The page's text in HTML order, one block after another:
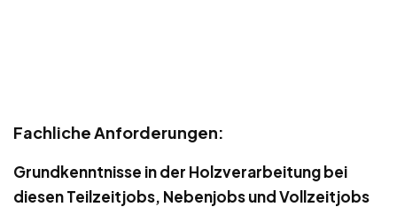
Fachliche Anforderungen:
Grundkenntnisse in der Holzverarbeitung bei
diesen Teilzeitjobs, Nebenjobs und Vollzeitjobs